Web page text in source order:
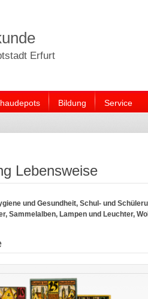
Erfurt
Bildung Service
Lebensweise
und Gesundheit, Schul- und
Sammelalben, Lampen und Leuchter,